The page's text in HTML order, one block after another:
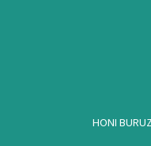
HONI BURUZ